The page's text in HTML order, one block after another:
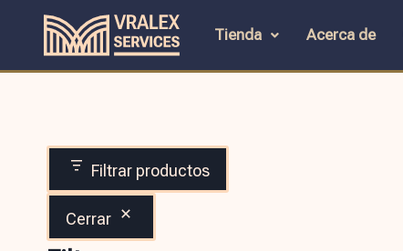
Tienda Acerca de
Filtrar productos
Cerrar